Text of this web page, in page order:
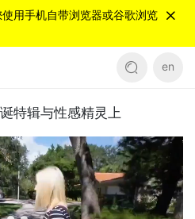
用手机自带浏览器或谷歌浏览
en
特辑与性感精灵上